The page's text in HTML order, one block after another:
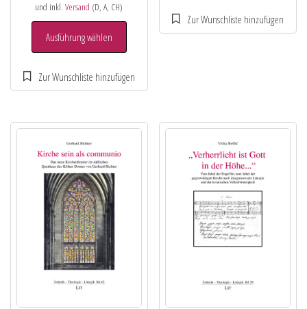
und inkl.Versand (D, A, CH)
Ausführung wählen